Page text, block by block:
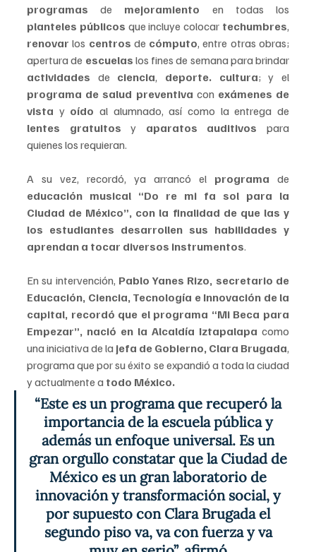
programas de mejoramiento en todas los
planteles públicos que incluye colocar techumbres
renovar los centros de cómputo, entre otras obras;
apertura de escuelas
actividades de ciencia, deporte. cultura; y el
programa de salud preventiva con exámenes de
vista y oído al alumnado, así como la entrega de
lentes gratuitos y aparatos auditivos para
quienes los requieran.
A su vez, recordó, ya arrancó el programa de
educación musical “Do re mi fa sol para la
Ciudad de México”, con la finalidad de que las y
los estudiantes desarrollen sus habilidades y
aprendan a tocar diversos instrumentos.
En su intervención, Pablo Yanes Rizo, secretario de
Educación, Ciencia, Tecnología e Innovación de la
capital, recordó que el programa “Mi Beca para
Empezar”, nació en la Alcaldía Iztapalapa como
una iniciativa de la jefa de Gobierno, Clara Brugada,
programa que por su éxito se expandió a toda la ciudad
y actualmente a todo México.
“Este es un programa que recuperó la
importancia de la escuela pública y
además un enfoque universal. Es un
gran orgullo constatar que la Ciudad de
México es un gran laboratorio de
innovación y transformación social, y
por supuesto con Clara Brugada el
segundo piso va, va con fuerza y va